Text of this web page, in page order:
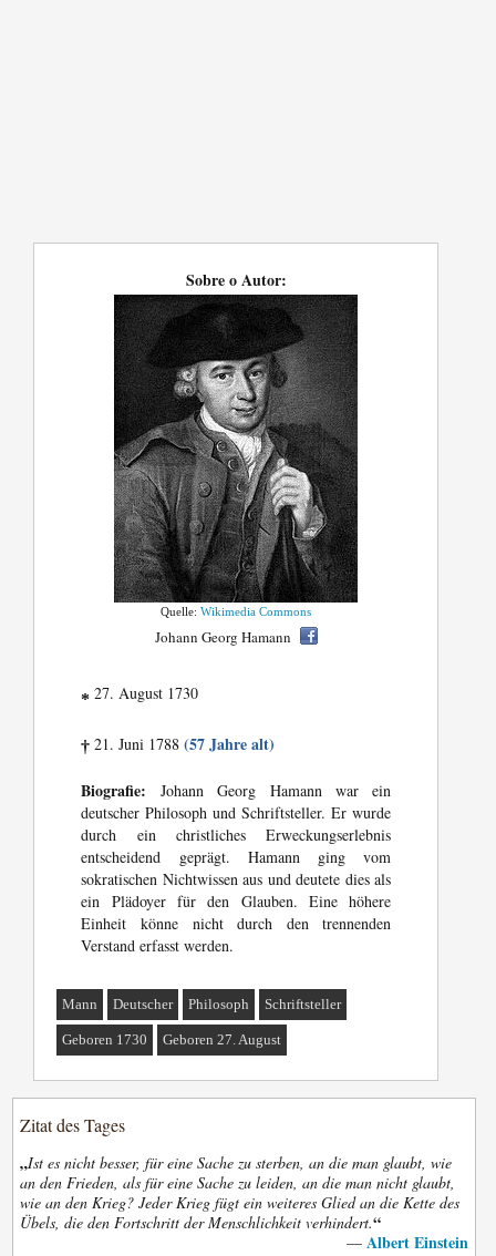
Sobre o Autor:
Quelle:Wikimedia Commons
Johann Georg Hamann
* 27. August 1730
† 21. Juni 1788(57 Jahre alt)
Biografie: Johann Georg Hamann war ein
deutscher Philosoph und Schriftsteller. Er wurde
durch ein christliches Erweckungserlebnis
entscheidend geprägt. Hamann ging vom
sokratischen Nichtwissen aus und deutete dies als
ein Plädoyer für den Glauben. Eine höhere
Einheit könne nicht durch den trennenden
Verstand erfasst werden.
Mann Deutscher Philosoph Schriftsteller
Geboren 1730 Geboren 27. August
Zitat des Tages
„Ist es nicht besser, für eine Sache zu sterben, an die man glaubt, wie
an den Frieden, als für eine Sache zu leiden, an die man nicht glaubt,
wie an den Krieg? Jeder Krieg fügt ein weiteres Glied an die Kette des
Übels, die den Fortschritt der Menschlichkeit verhindert.“
— Albert Einstein